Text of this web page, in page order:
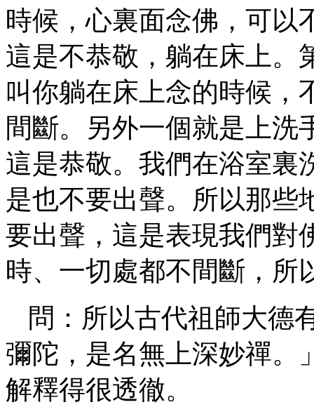
時候，心裏面念佛，可以
這是不恭敬，躺在床上。
叫你躺在床上念的時候，
間斷。另外一個就是上洗
這是恭敬。我們在浴室裏
是也不要出聲。所以那些
要出聲，這是表現我們對
時、一切處都不間斷，所
問：所以古代祖師大德
彌陀，是名無上深妙禪。
解釋得很透徹。